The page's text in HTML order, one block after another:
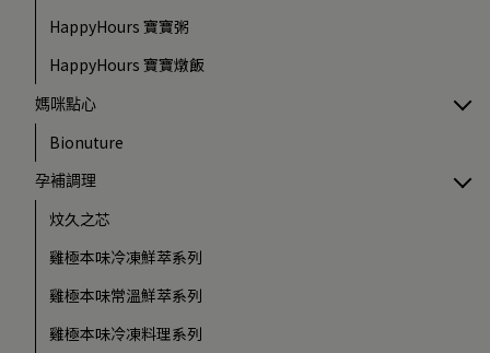
HappyHours 寶寶粥
HappyHours 寶寶燉飯
媽咪點心
Bionuture
孕補調理
炆久之芯
雞極本味冷凍鮮萃系列
雞極本味常溫鮮萃系列
雞極本味冷凍料理系列